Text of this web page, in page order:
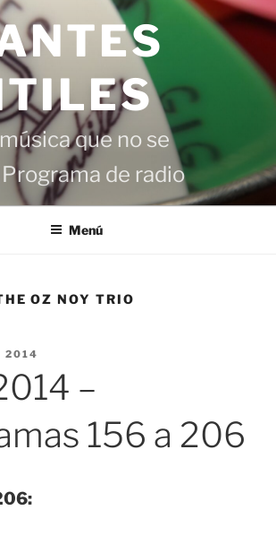
que no se
de radio
Menú
OZ NOY TRIO
2014
–
156 a 206